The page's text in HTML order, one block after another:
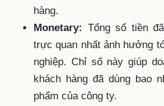
hàng.
Monetary: Tổng số tiền
trực quan nhất ảnh hưởng
nghiệp. Chỉ số này giúp
khách hàng đã dùng bao
phẩm của công ty.